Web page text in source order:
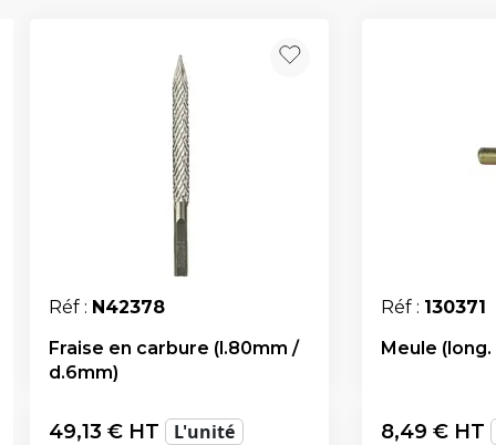
Réf : N42378
Fraise en carbure (l.80mm /
d.6mm)
49,13 € HT L'unité
Réf : 130371
Meule
8,49 € HT